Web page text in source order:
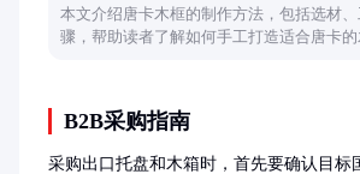
本文介绍唐卡木框的制作方法，包括选材
骤，帮助读者了解如何手工打造适合唐卡的
B2B采购指南
采购出口托盘和木箱时，首先要确认目标